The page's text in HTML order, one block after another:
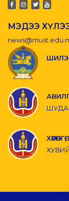
МЭДЭЭ